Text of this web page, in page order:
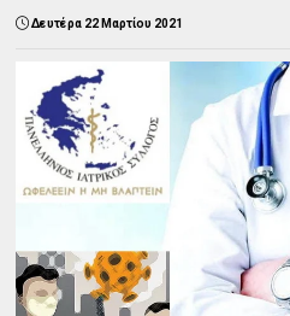
Δευτέρα 22 Μαρτίου 2021